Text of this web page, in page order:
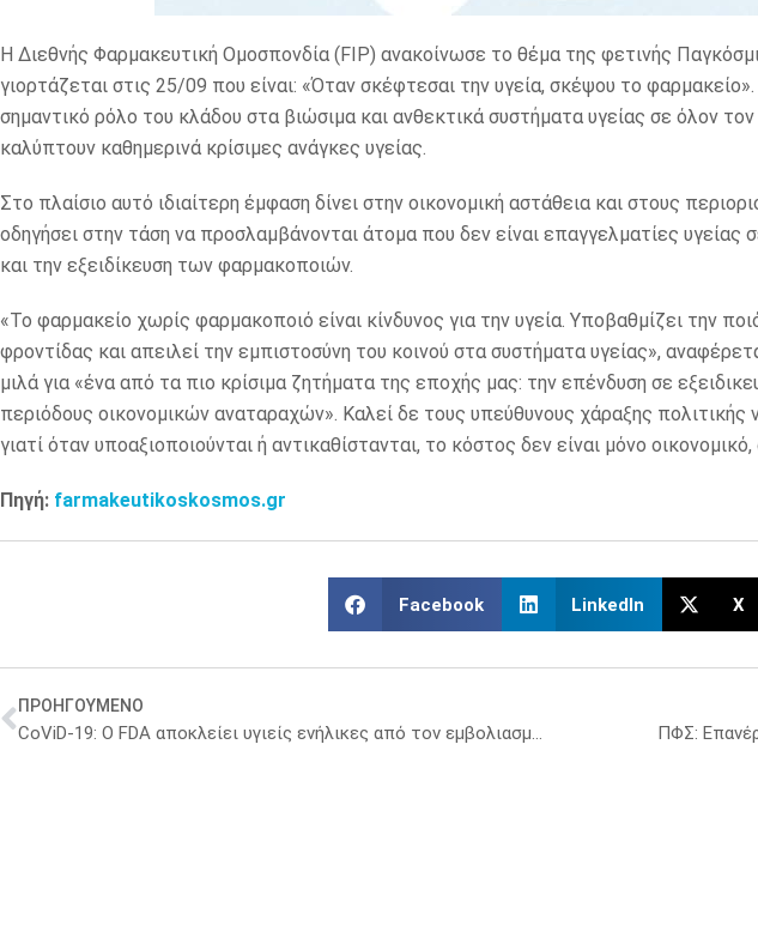
Η Διεθνής Φαρμακευτική Ομοσπονδία (FIP) ανακοίνωσε το θέμα της φετινής
γιορτάζεται στις 25/09 που είναι: «Όταν σκέφτεσαι την υγεία, σκέψου το
σημαντικό ρόλο του κλάδου στα βιώσιμα και ανθεκτικά συστήματα υγείας σε όλον
καλύπτουν καθημερινά κρίσιμες ανάγκες υγείας.
Στο πλαίσιο αυτό ιδιαίτερη έμφαση δίνει στην οικονομική αστάθεια και στους
οδηγήσει στην τάση να προσλαμβάνονται άτομα που δεν είναι επαγγελματίες υγείας
και την εξειδίκευση των φαρμακοποιών.
«Το φαρμακείο χωρίς φαρμακοποιό είναι κίνδυνος για την υγεία. Υποβαθμίζει την
φροντίδας και απειλεί την εμπιστοσύνη του κοινού στα συστήματα υγείας»,
μιλά για «ένα από τα πιο κρίσιμα ζητήματα της εποχής μας: την επένδυση σε
περιόδους οικονομικών αναταραχών». Καλεί δε τους υπεύθυνους χάραξης
γιατί όταν υποαξιοποιούνται ή αντικαθίστανται, το κόστος δεν είναι μόνο
Πηγή: farmakeutikoskosmos.gr
Facebook LinkedIn X
ΠΡΟΗΓΟΥΜΕΝΟ
CoViD-19: Ο FDA αποκλείει υγιείς ενήλικες από τον εμβολιασμό – Ο αντίλογος Έλληνα γιατρού ΠΦΣ: